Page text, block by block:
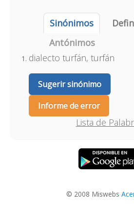
Sinónimos
Antónimos
dialecto turfán, turfán
Sugerir sinónimo
Informe de error
Lista de
© 2008 Miswebs